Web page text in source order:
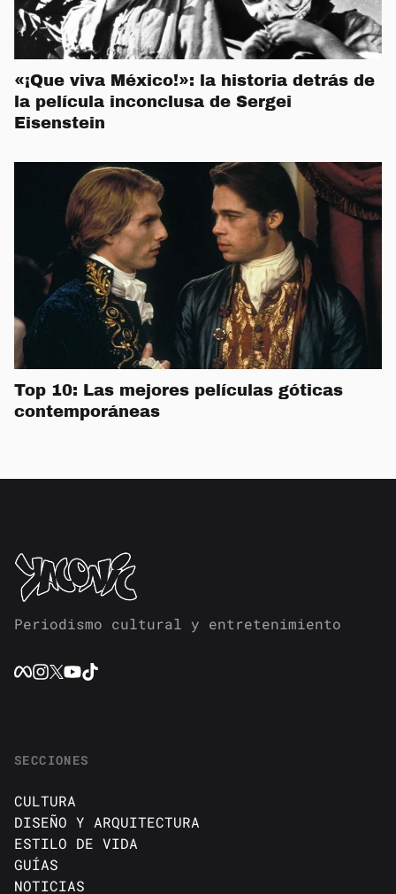
«¡Que viva México!»: la historia detrás de
la película inconclusa de Sergei
Eisenstein
Top 10: Las mejores películas góticas
contemporáneas
Periodismo cultural y entretenimiento
SECCIONES
CULTURA
DISEÑO Y ARQUITECTURA
ESTILO DE VIDA
GUÍAS
NOTICIAS